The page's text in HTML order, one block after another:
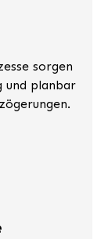
sorgen
und planbar